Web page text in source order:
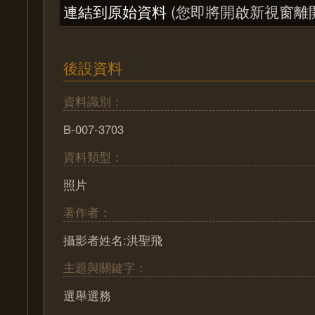
連結到原始資料 (您即將開啟新視窗離
後設資料
資料識別：
B-007-3703
資料類型：
照片
著作者：
攝影者姓名:洪聖飛
主題與關鍵字：
選舉選務